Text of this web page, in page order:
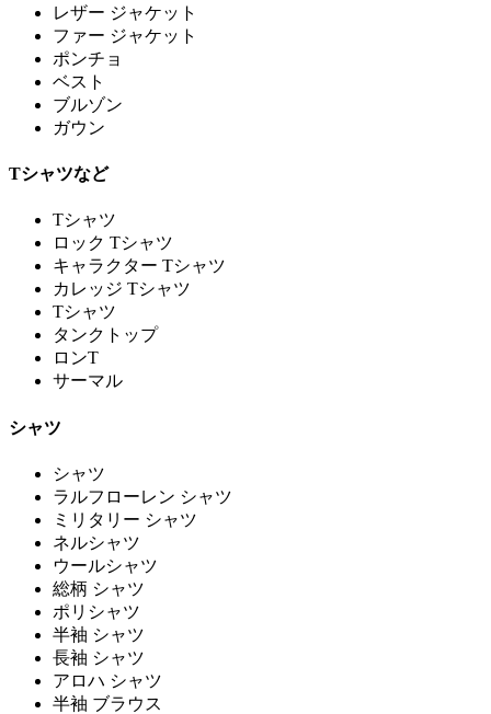
レザー ジャケット
ファー ジャケット
ポンチョ
ベスト
ブルゾン
ガウン
Tシャツなど
Tシャツ
ロック Tシャツ
キャラクター Tシャツ
カレッジ Tシャツ
Tシャツ
タンクトップ
ロンT
サーマル
シャツ
シャツ
ラルフローレン シャツ
ミリタリー シャツ
ネルシャツ
ウールシャツ
総柄 シャツ
ポリシャツ
半袖 シャツ
長袖 シャツ
アロハ シャツ
半袖 ブラウス